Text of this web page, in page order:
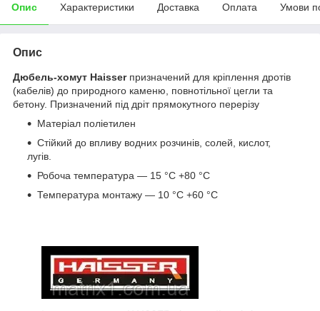
Опис Характеристики Доставка Оплата Умови
Опис
Дюбель-хомут Haisserпризначений для кріплення дротів
(кабелів) до природного каменю, повнотільної цегли та
бетону. Призначений під дріт прямокутного перерізу
Матеріал поліетилен
Стійкий до впливу водних розчинів, солей, кислот,
лугів.
Робоча температура — 15 °C +80 °C
Температура монтажу — 10 °C +60 °C